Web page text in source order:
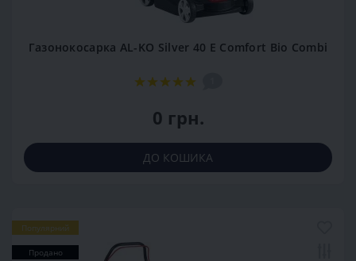
Газонокосарка AL-KO Silver 40 E Comfort Bio Combi
0 грн.
ДО КОШИКА
Популярний
Продано